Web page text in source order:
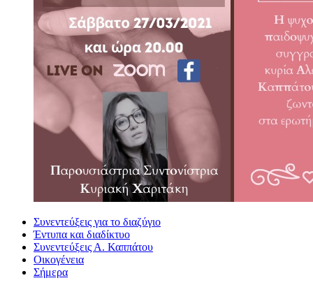
Συνεντεύξεις για το διαζύγιο
Έντυπα και διαδίκτυο
Συνεντεύξεις Α. Καππάτου
Οικογένεια
Σήμερα